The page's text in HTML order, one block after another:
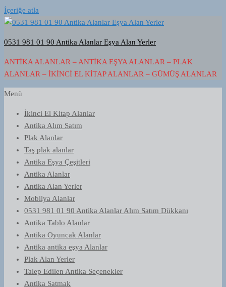
İçeriğe atla
0531 981 01 90 Antika Alanlar Eşya Alan Yerler
ANTIKA ALANLAR – ANTIKA EŞYA ALANLAR – PLAK
ALANLAR – İKINCI EL KITAP ALANLAR – GÜMÜŞ ALANLAR
Menü
İkinci El Kitap Alanlar
Antika Alım Satım
Plak Alanlar
Taş plak alanlar
Antika Eşya Çeşitleri
Antika Alanlar
Antika Alan Yerler
Mobilya Alanlar
0531 981 01 90 Antika Alanlar Alım Satım Dükkanı
Antika Tablo Alanlar
Antika Oyuncak Alanlar
Antika antika eşya Alanlar
Plak Alan Yerler
Talep Edilen Antika Seçenekler
Antika Satmak